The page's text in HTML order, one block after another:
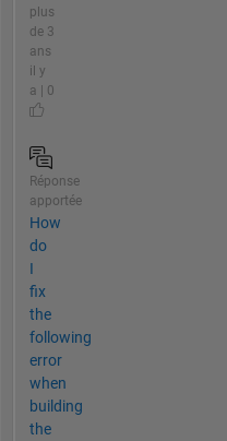
plus
de 3
ans
il y
a | 0
Réponse
apportée
How
do
I
fix
the
following
error
when
building
the